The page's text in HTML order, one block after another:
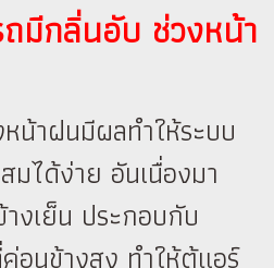
มีกลิ่นอับ ช่วงหน้า
น้าฝนมีผลทำให้ระบบ
มได้ง่าย อันเนื่องมา
เย็น ประกอบกับ
อนข้างสูง ทำให้ตู้แอร์